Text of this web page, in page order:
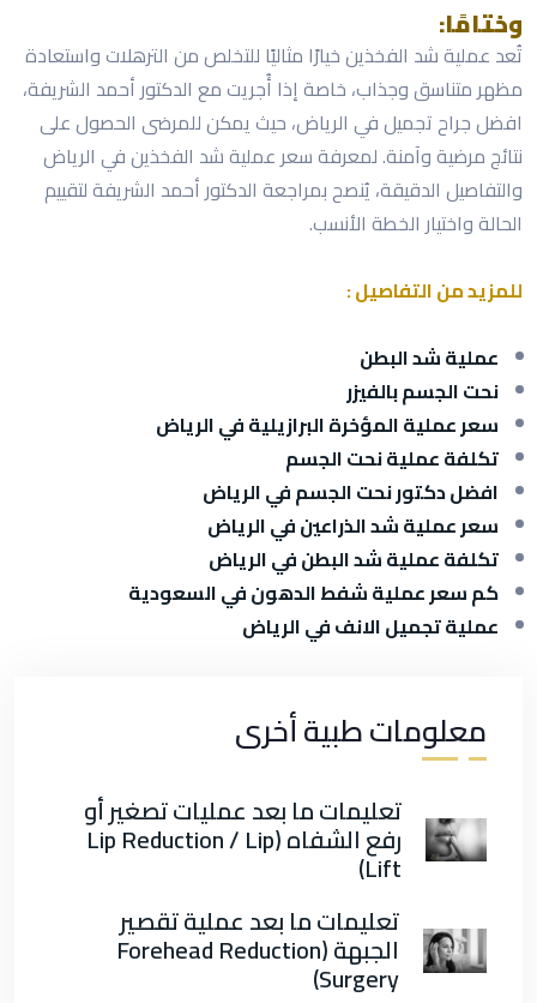
وختامًا:
تُعد عملية شد الفخذين خيارًا مثاليًا للتخلص من الترهلات واستعادة
مظهر متناسق وجذاب، خاصة إذا أُجريت مع الدكتور أحمد الشريفة،
افضل جراح تجميل في الرياض، حيث يمكن للمرضى الحصول على
نتائج مرضية وآمنة. لمعرفة سعر عملية شد الفخذين في الرياض
والتفاصيل الدقيقة، يُنصح بمراجعة الدكتور أحمد الشريفة لتقييم
الحالة واختيار الخطة الأنسب.
للمزيد من التفاصيل :
عملية شد البطن
نحت الجسم بالفيزر
سعر عملية المؤخرة البرازيلية في الرياض
تكلفة عملية نحت الجسم
افضل دكتور نحت الجسم في الرياض
سعر عملية شد الذراعين في الرياض
تكلفة عملية شد البطن في الرياض
كم سعر عملية شفط الدهون في السعودية
عملية تجميل الانف في الرياض
معلومات طبية أخرى
تعليمات ما بعد عمليات تصغير أو
رفع الشفاه (Lip Reduction / Lip
Lift)
تعليمات ما بعد عملية تقصير
الجبهة (Forehead Reduction
Surgery)